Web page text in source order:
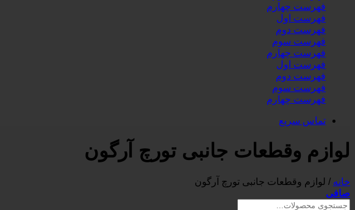
فهرست چهارم
فهرست اول
فهرست دوم
فهرست سوم
فهرست چهارم
فهرست اول
فهرست دوم
فهرست سوم
فهرست چهارم
تماس سریع
لوازم وقطعات جانبی تورچ آرگون
خانه / لوازم وقطعات جانبی تورچ آرگون
صافی
جستجو